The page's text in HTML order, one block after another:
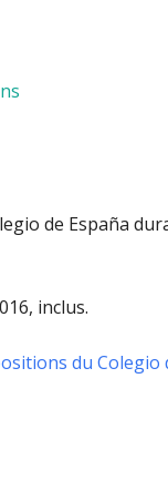
de España
inclus.
du Colegio